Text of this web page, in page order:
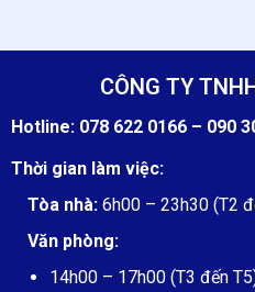
CÔNG TY
Hotline: 078 622 0166 – 090
Thời gian làm việc:
Tòa nhà: 6h00 – 23h30 (T2
Văn phòng:
14h00 – 17h00 (T3 đến